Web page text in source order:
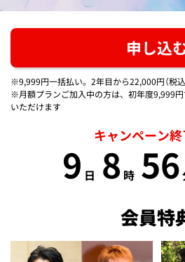
申し込
※9,999円一括払い。2年目から22,000円（税
※月額プランご加入中の方は、初年度9,999
いただけます
キャンペーン
9 日 8 時 56
会員特